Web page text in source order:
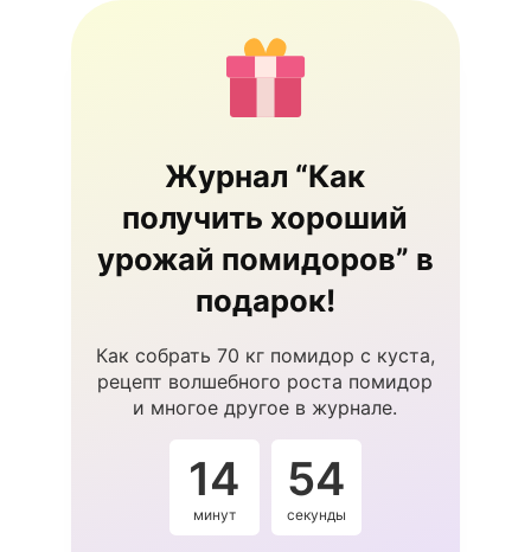
Журнал “Как
получить хороший
урожай помидоров” в
подарок!
Как собрать 70 кг помидор с куста,
рецепт волшебного роста помидор
и многое другое в журнале.
14
минут
54
секунды